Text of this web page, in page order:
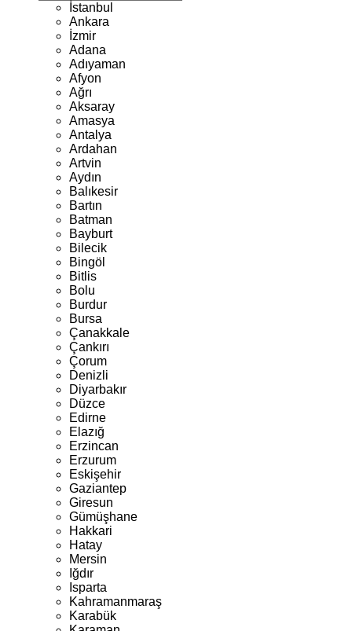
İstanbul
Ankara
İzmir
Adana
Adıyaman
Afyon
Ağrı
Aksaray
Amasya
Antalya
Ardahan
Artvin
Aydın
Balıkesir
Bartın
Batman
Bayburt
Bilecik
Bingöl
Bitlis
Bolu
Burdur
Bursa
Çanakkale
Çankırı
Çorum
Denizli
Diyarbakır
Düzce
Edirne
Elazığ
Erzincan
Erzurum
Eskişehir
Gaziantep
Giresun
Gümüşhane
Hakkari
Hatay
Mersin
Iğdır
Isparta
Kahramanmaraş
Karabük